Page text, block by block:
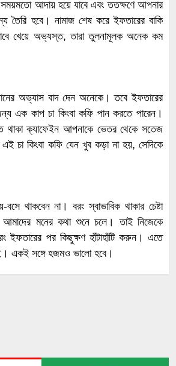
আদায় হয়ে যাবে এবং ততক্ষণে আপনার
তৈরি হবে। নামাজ শেষ করে ইফতারের বাকি
খেয়ে অভ্যস্ত, তারা তুলনামূলক অনেক কম
অভ্যাস বাদ দেন অনেকে। তবে ইফতারের
এক কাপ চা কিংবা কফি পান করতে পারেন।
থাকা ক্যাফেইন আপনাকে ভেতর থেকে সতেজ
চা কিংবা কফি যেন খুব কড়া না হয়, সেদিকে
থাকবেন না। বরং স্বাভাবিক থাকার চেষ্টা
মনের কথা শুনে চলে। তাই নিজেকে
ইফতারের পর কিছুক্ষণ হাঁটাহাঁটি করুন। এতে
একই সঙ্গে হজমও ভালো হবে।